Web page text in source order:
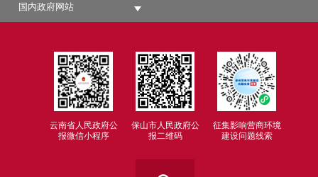
国内政府网站
云南省人民政府公
报微信小程序
保山市人民政府公
报二维码
征集影响营商环境
建设问题线索